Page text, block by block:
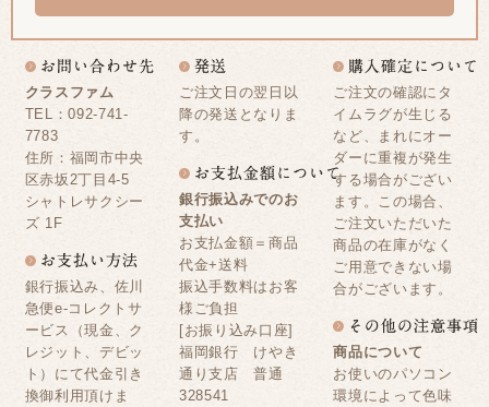
クラスファム
TEL：092-741-
7783
住所：福岡市中央
区赤坂2丁目4-5
シャトレサクシー
ズ 1F
銀行振込み、佐川
急便e-コレクトサ
ービス（現金、ク
レジット、デビッ
ト）にて代金引き
換御利用頂けま
ご注文日の翌日以
降の発送となりま
す。
銀行振込みでのお
支払い
お支払金額＝商品
代金+送料
振込手数料はお客
様ご負担
[お振り込み口座]
福岡銀行 けやき
通り支店 普通
328541
ご注文の確認にタ
イムラグが生じる
など、まれにオー
ダーに重複が発生
する場合がござい
ます。この場合、
ご注文いただいた
商品の在庫がなく
ご用意できない場
合がございます。
商品について
お使いのパソコン
環境によって色味